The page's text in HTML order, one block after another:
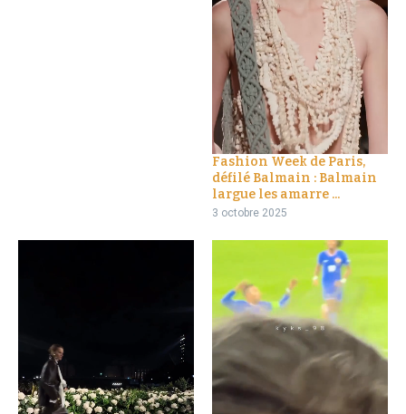
Fashion Week de Paris,
défilé Balmain : Balmain
largue les amarre ...
3 octobre 2025